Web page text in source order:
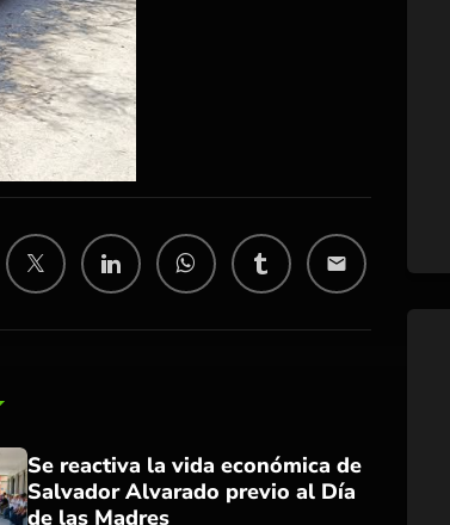
email
Se reactiva la vida económica de
Salvador Alvarado previo al Día
de las Madres